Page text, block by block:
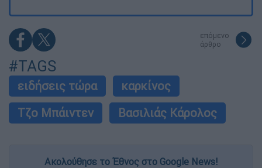
επόμενο
άρθρο
#TAGS
ειδήσεις τώρα
καρκίνος
Τζο Μπάιντεν
Βασιλιάς Κάρολος
Ακολούθησε το Έθνος στο Google News!